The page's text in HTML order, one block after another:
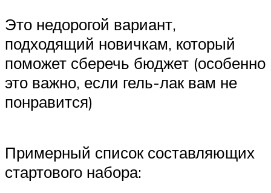
Это недорогой вариант,
подходящий новичкам, который
поможет сберечь бюджет (особенно
это важно, если гель-лак вам не
понравится)
Примерный список составляющих
стартового набора: